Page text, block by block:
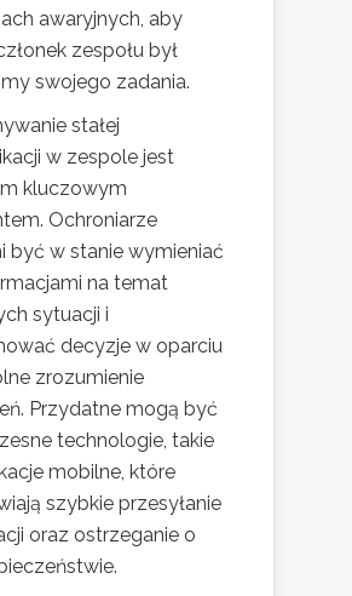
awaryjnych, aby
zespołu był
swojego zadania.
stałej
w zespole jest
kluczowym
Ochroniarze
być w stanie wymieniać
na temat
sytuacji i
decyzje w oparciu
zrozumienie
Przydatne mogą być
technologie, takie
mobilne, które
szybkie przesyłanie
oraz ostrzeganie o